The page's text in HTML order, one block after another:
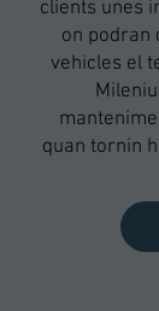
clients unes
on podran
vehicles el
quan tornin